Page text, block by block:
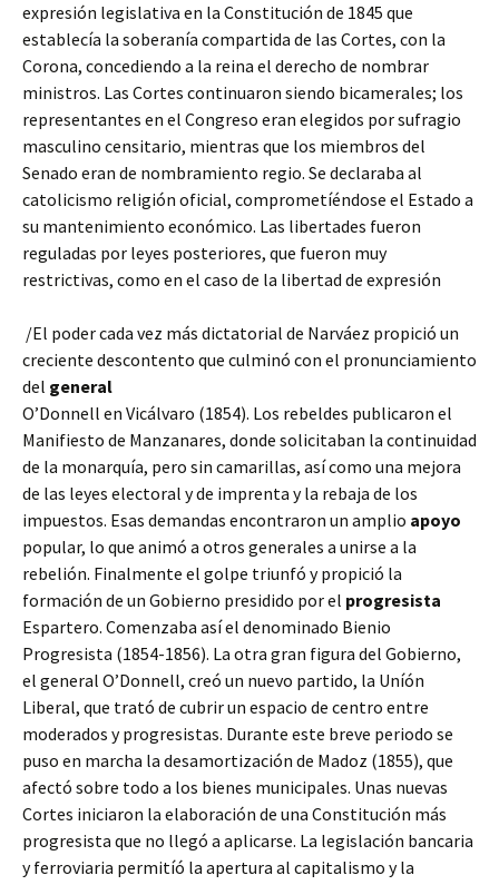
expresión legislativa en la Constitución de 1845 que
establecía la soberanía compartida de las Cortes, con la
Corona, concediendo a la reina el derecho de nombrar
ministros. Las Cortes continuaron siendo bicamerales; los
representantes en el Congreso eran elegidos por sufragio
masculino censitario, mientras que los miembros del
Senado eran de nombramiento regio. Se declaraba al
catolicismo religión oficial, comprometíéndose el Estado a
su mantenimiento económico. Las libertades fueron
reguladas por leyes posteriores, que fueron muy
restrictivas, como en el caso de la libertad de expresión
/El poder cada vez más dictatorial de Narváez propició un
creciente descontento que culminó con el pronunciamiento
del general
O’Donnell en Vicálvaro (1854). Los rebeldes publicaron el
Manifiesto de Manzanares, donde solicitaban la continuidad
de la monarquía, pero sin camarillas, así como una mejora
de las leyes electoral y de imprenta y la rebaja de los
impuestos. Esas demandas encontraron un amplio apoyo
popular, lo que animó a otros generales a unirse a la
rebelión. Finalmente el golpe triunfó y propició la
formación de un Gobierno presidido por el progresista
Espartero. Comenzaba así el denominado Bienio
Progresista (1854-1856). La otra gran figura del Gobierno,
el general O’Donnell, creó un nuevo partido, la Uníón
Liberal, que trató de cubrir un espacio de centro entre
moderados y progresistas. Durante este breve periodo se
puso en marcha la desamortización de Madoz (1855), que
afectó sobre todo a los bienes municipales. Unas nuevas
Cortes iniciaron la elaboración de una Constitución más
progresista que no llegó a aplicarse. La legislación bancaria
y ferroviaria permitíó la apertura al capitalismo y la